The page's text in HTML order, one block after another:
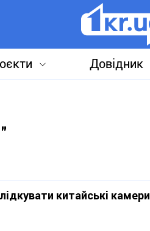
Довідник
китайські камери